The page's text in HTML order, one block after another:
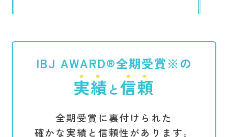
IBJ AWARD®︎全期受賞※の
実績と信頼
全期受賞に裏付けられた
確かな実績と信頼性があります。